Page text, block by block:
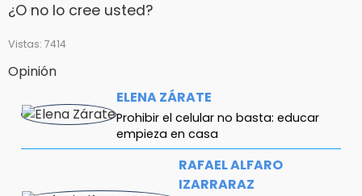
¿O no lo cree usted?
Vistas: 7414
Opinión
ELENA ZÁRATE
Prohibir el celular no basta: educar
empieza en casa
RAFAEL ALFARO
IZARRARAZ